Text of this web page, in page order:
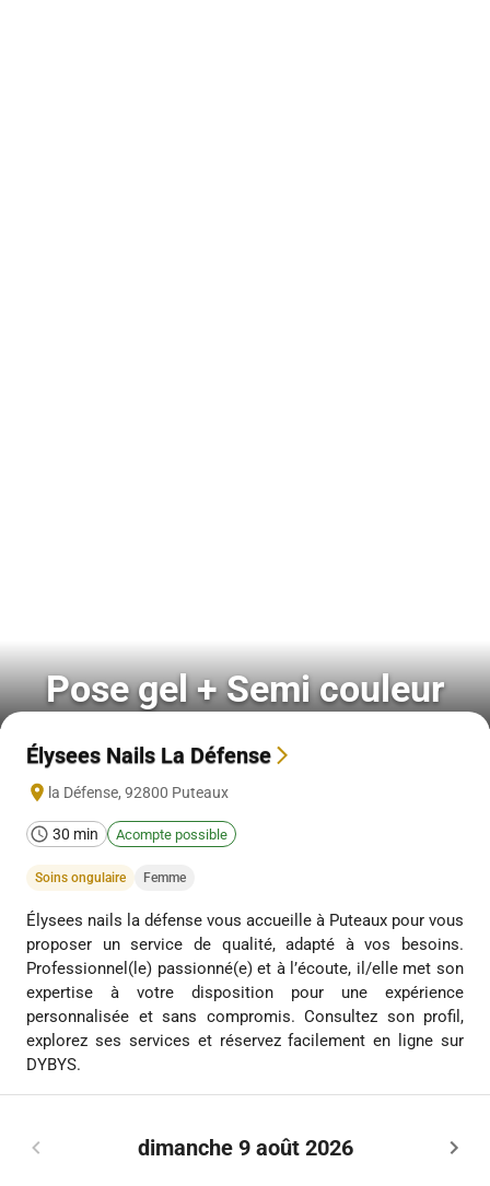
Pose gel + Semi couleur
Élysees Nails La Défense
la Défense, 92800 Puteaux
30 min Acompte possible
Soins ongulaire Femme
Élysees nails la défense vous accueille à Puteaux pour vous
proposer un service de qualité, adapté à vos besoins.
Professionnel(le) passionné(e) et à l’écoute, il/elle met son
expertise à votre disposition pour une expérience
personnalisée et sans compromis. Consultez son profil,
explorez ses services et réservez facilement en ligne sur
DYBYS.
dimanche 9 août 2026